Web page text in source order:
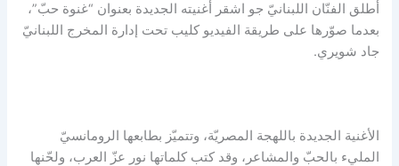
أطلق الفنّان اللبنانيّ جو اشقر أغنيته الجديدة بعنوان “غنوة حبّ”،
بعدما صوّرها على طريقة الفيديو كليب تحت إدارة المخرج اللبنانيّ
جاد شويري.
الأغنية الجديدة باللهجة المصريّة، وتتميّز بطابعها الرومانسيّ
المليء بالحبّ والمشاعر، وقد كتب كلماتها نور عزّ العرب، ولحّنها